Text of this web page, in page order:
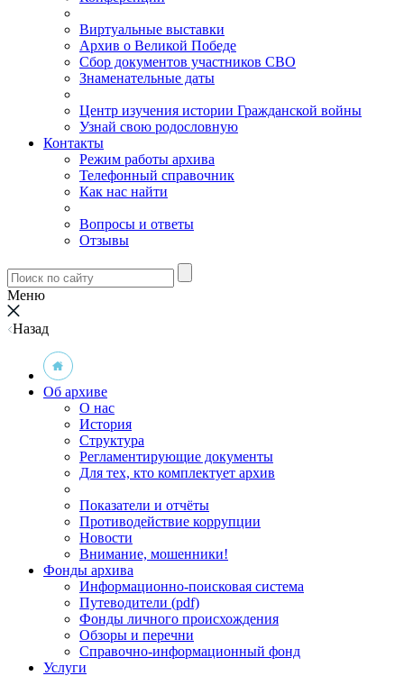
Виртуальные выставки
Архив о Великой Победе
Сбор документов участников СВО
Знаменательные даты
Центр изучения истории Гражданской войны
Узнай свою родословную
Контакты
Режим работы архива
Телефонный справочник
Как нас найти
Вопросы и ответы
Отзывы
Меню
Назад
Об архиве
О нас
История
Структура
Регламентирующие документы
Для тех, кто комплектует архив
Показатели и отчёты
Противодействие коррупции
Новости
Внимание, мошенники!
Фонды архива
Информационно-поисковая система
Путеводители (pdf)
Фонды личного происхождения
Обзоры и перечни
Справочно-информационный фонд
Услуги